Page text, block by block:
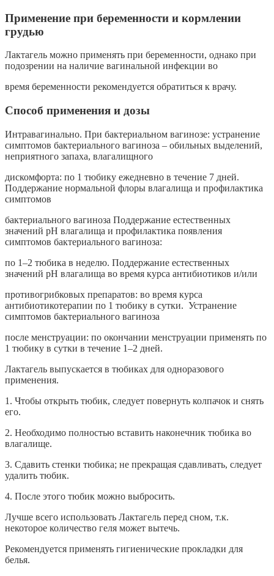
Применение при беременности и кормлении
грудью
Лактагель можно применять при беременности, однако при
подозрении на наличие вагинальной инфекции во
время беременности рекомендуется обратиться к врачу.
Способ применения и дозы
Интравагинально. При бактериальном вагинозе: устранение
симптомов бактериального вагиноза – обильных выделений,
неприятного запаха, влагалищного
дискомфорта: по 1 тюбику ежедневно в течение 7 дней.
Поддержание нормальной флоры влагалища и профилактика
симптомов
бактериального вагиноза Поддержание естественных
значений рН влагалища и профилактика появления
симптомов бактериального вагиноза:
по 1–2 тюбика в неделю. Поддержание естественных
значений рН влагалища во время курса антибиотиков и/или
противогрибковых препаратов: во время курса
антибиотикотерапии по 1 тюбику в сутки. Устранение
симптомов бактериального вагиноза
после менструации: по окончании менструации применять по
1 тюбику в сутки в течение 1–2 дней.
Лактагель выпускается в тюбиках для одноразового
применения.
1. Чтобы открыть тюбик, следует повернуть колпачок и снять
его.
2. Необходимо полностью вставить наконечник тюбика во
влагалище.
3. Сдавить стенки тюбика; не прекращая сдавливать, следует
удалить тюбик.
4. После этого тюбик можно выбросить.
Лучше всего использовать Лактагель перед сном, т.к.
некоторое количество геля может вытечь.
Рекомендуется применять гигиенические прокладки для
белья.